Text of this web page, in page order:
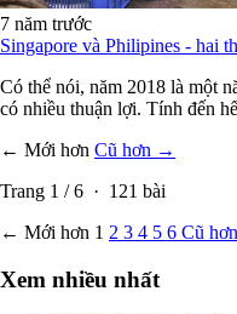
7 năm trước
Singapore và Philipines - hai
Có thể nói, năm 2018 là một
có nhiều thuận lợi. Tính đến
← Mới hơn Cũ hơn →
Trang 1 /6 · 121 bài
← Mới hơn 1 2 3 4 5 6 Cũ
Xem nhiều nhất